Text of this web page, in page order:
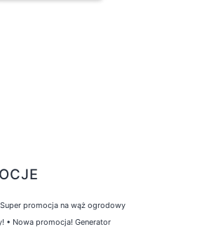
Super promocja na wąż ogrodowy
• Nowa promocja! Generator